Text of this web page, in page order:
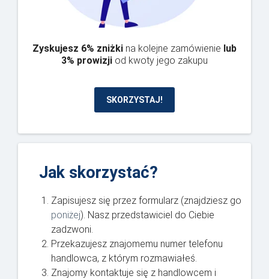
Zyskujesz 6% zniżki na kolejne zamówienie lub
3% prowizji od kwoty jego zakupu
SKORZYSTAJ!
Jak skorzystać?
Zapisujesz się przez formularz (znajdziesz go
poniżej). Nasz przedstawiciel do Ciebie
zadzwoni.
Przekazujesz znajomemu numer telefonu
handlowca, z którym rozmawiałeś.
Znajomy kontaktuje się z handlowcem i